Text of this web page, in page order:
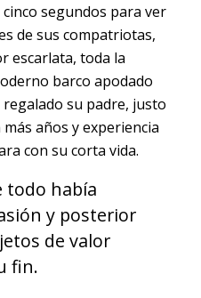
segundos para ver
de sus compatriotas,
escarlata, toda la
barco apodado
su padre, justo
años y experiencia
con su corta vida.
todo había
y posterior
de valor
fin.